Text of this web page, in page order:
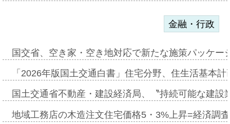
金融・行政
国交省、空き家・空き地対応で新たな施策パッケ
「2026年版国土交通白書」住宅分野、住生活基本
国土交通省不動産・建設経済局、〝持続可能な建
地域工務店の木造注文住宅価格5・3%上昇=経済調